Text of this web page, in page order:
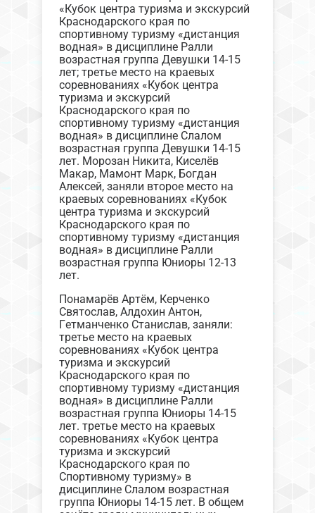
«Кубок центра туризма и экскурсий
Краснодарского края по
спортивному туризму «дистанция
водная» в дисциплине Ралли
возрастная группа Девушки 14-15
лет; третье место на краевых
соревнованиях «Кубок центра
туризма и экскурсий
Краснодарского края по
спортивному туризму «дистанция
водная» в дисциплине Слалом
возрастная группа Девушки 14-15
лет. Морозан Никита, Киселёв
Макар, Мамонт Марк, Богдан
Алексей, заняли второе место на
краевых соревнованиях «Кубок
центра туризма и экскурсий
Краснодарского края по
спортивному туризму «дистанция
водная» в дисциплине Ралли
возрастная группа Юниоры 12-13
лет.
Понамарёв Артём, Керченко
Святослав, Алдохин Антон,
Гетманченко Станислав, заняли:
третье место на краевых
соревнованиях «Кубок центра
туризма и экскурсий
Краснодарского края по
спортивному туризму «дистанция
водная» в дисциплине Ралли
возрастная группа Юниоры 14-15
лет. третье место на краевых
соревнованиях «Кубок центра
туризма и экскурсий
Краснодарского края по
Спортивному туризму» в
дисциплине Слалом возрастная
группа Юниоры 14-15 лет. В общем